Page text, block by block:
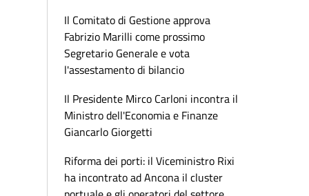
Il Comitato di Gestione approva
Fabrizio Marilli come prossimo
Segretario Generale e vota
l'assestamento di bilancio
Il Presidente Mirco Carloni incontra il
Ministro dell'Economia e Finanze
Giancarlo Giorgetti
Riforma dei porti: il Viceministro Rixi
ha incontrato ad Ancona il cluster